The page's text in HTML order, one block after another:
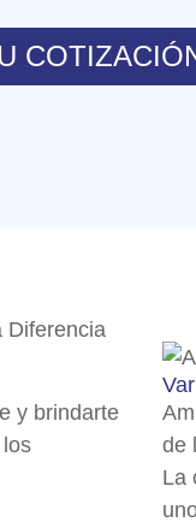
Diferencia
y brindarte
de
La